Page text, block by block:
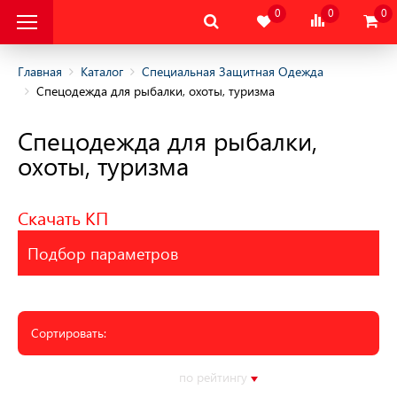
Защитная
0 0 0
Главная Каталог
Специальная Защитная Одежда
Спецодежда для рыбалки, охоты, туризма
Спецодежда для рыбалки,
охоты, туризма
Скачать КП
Подбор параметров
Сортировать:
по рейтингу